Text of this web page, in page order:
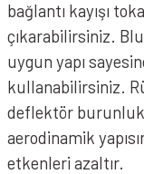
bağlantı kayışı
çıkarabilirsiniz.
uygun yapı
kullanabilirsiniz.
deflektör burunluk
aerodinamik
etkenleri azaltır.